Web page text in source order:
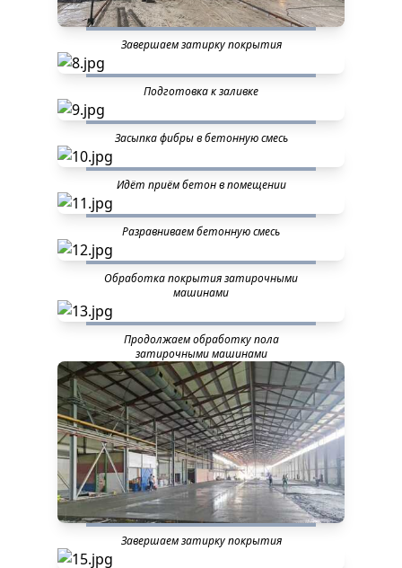
Завершаем затирку покрытия
Подготовка к заливке
Засыпка фибры в бетонную смесь
Идёт приём бетон в помещении
Разравниваем бетонную смесь
Обработка покрытия затирочными
машинами
Продолжаем обработку пола
затирочными машинами
Завершаем затирку покрытия